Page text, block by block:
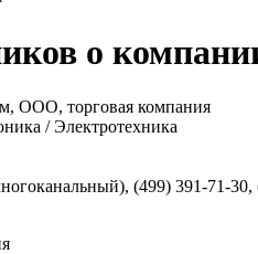
о
ООО, торговая компания
/ Электротехника
(499) 391-71-30,